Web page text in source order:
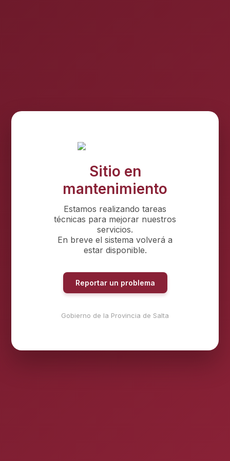
Sitio en
mantenimiento
Estamos realizando tareas
técnicas para mejorar nuestros
servicios.
En breve el sistema volverá a
estar disponible.
Reportar un problema
Gobierno de la Provincia de Salta